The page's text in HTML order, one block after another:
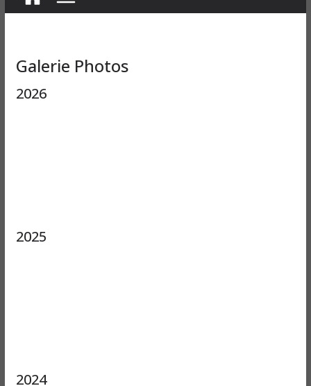
Galerie Photos
2026
2025
2024